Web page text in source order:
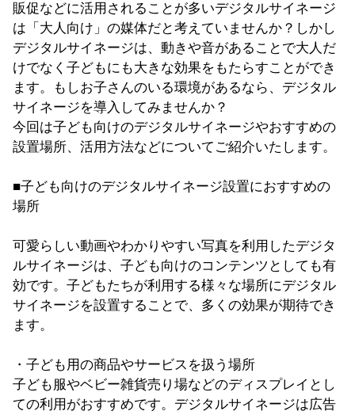
販促などに活用されることが多いデジタルサイネージ
は「大人向け」の媒体だと考えていませんか？しかし
デジタルサイネージは、動きや音があることで大人だ
けでなく子どもにも大きな効果をもたらすことができ
ます。もしお子さんのいる環境があるなら、デジタル
サイネージを導入してみませんか？
今回は子ども向けのデジタルサイネージやおすすめの
設置場所、活用方法などについてご紹介いたします。
■子ども向けのデジタルサイネージ設置におすすめの
場所
可愛らしい動画やわかりやすい写真を利用したデジタ
ルサイネージは、子ども向けのコンテンツとしても有
効です。子どもたちが利用する様々な場所にデジタル
サイネージを設置することで、多くの効果が期待でき
ます。
・子ども用の商品やサービスを扱う場所
子ども服やベビー雑貨売り場などのディスプレイとし
ての利用がおすすめです。デジタルサイネージは広告